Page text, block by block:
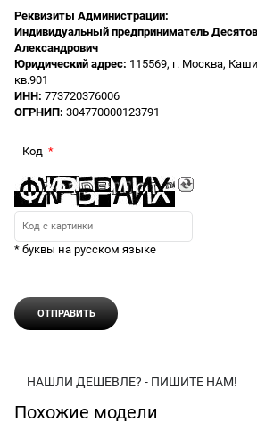
Реквизиты Администрации:
Индивидуальный предприниматель
Александрович
Юридический адрес: 115569, г. Москва,
кв.901
ИНН: 773720376006
ОГРНИП: 304770000123791
Код
* буквы на русском языке
НАШЛИ ДЕШЕВЛЕ? - ПИШИТЕ НАМ!
Похожие модели